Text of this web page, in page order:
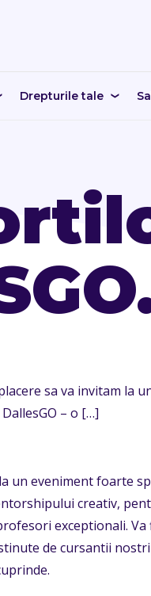
Drepturile tale
sa va invitam la
– o […]
un eveniment foarte
creativ,
exceptionali. Va
de cursantii